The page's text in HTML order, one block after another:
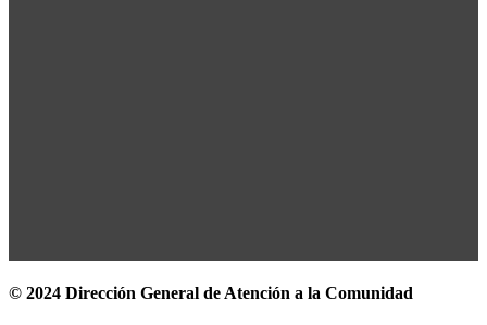
© 2024 Dirección General de Atención a la Comunidad